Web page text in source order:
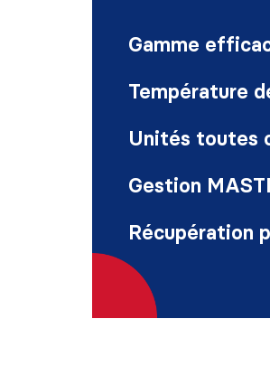
Gamme
Température
Unités toutes
Gestion
Récupération